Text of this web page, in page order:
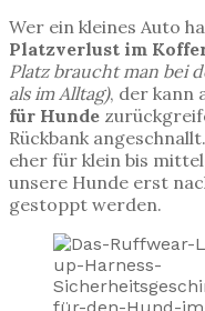
Wer ein kleines Auto
Platzverlust im
Platz braucht man bei
als im Alltag), der kann
für Hunde
Rückbank
eher für klein bis
unsere Hunde erst
gestoppt werden.